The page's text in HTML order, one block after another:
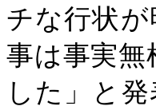
チな行状
事は事実無
した」と